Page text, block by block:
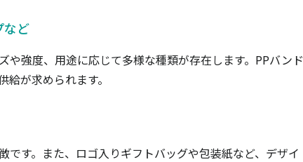
など
強度、用途に応じて多様な種類が存在します。PPバンド
が求められます。
す。また、ロゴ入りギフトバッグや包装紙など、デザイ